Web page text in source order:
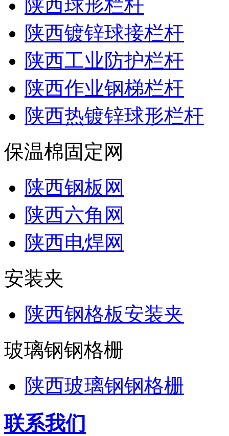
陕西球形栏杆
陕西镀锌球接栏杆
陕西工业防护栏杆
陕西作业钢梯栏杆
陕西热镀锌球形栏杆
保温棉固定网
陕西钢板网
陕西六角网
陕西电焊网
安装夹
陕西钢格板安装夹
玻璃钢钢格栅
陕西玻璃钢钢格栅
联系我们